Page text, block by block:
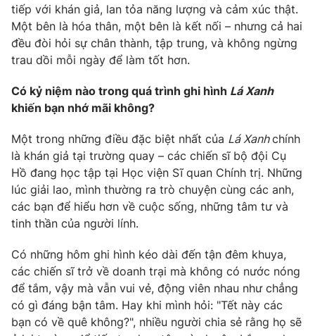
tiếp với khán giả, lan tỏa năng lượng và cảm xúc thật.
Một bên là hóa thân, một bên là kết nối – nhưng cả hai
đều đòi hỏi sự chân thành, tập trung, và không ngừng
trau dồi mỗi ngày để làm tốt hơn.
Có kỷ niệm nào trong quá trình ghi hình Lá Xanh
khiến bạn nhớ mãi không?
Một trong những điều đặc biệt nhất của Lá Xanhchính
là khán giả tại trường quay – các chiến sĩ bộ đội Cụ
Hồ đang học tập tại Học viện Sĩ quan Chính trị. Những
lúc giải lao, mình thường ra trò chuyện cùng các anh,
các bạn để hiểu hơn về cuộc sống, những tâm tư và
tinh thần của người lính.
Có những hôm ghi hình kéo dài đến tận đêm khuya,
các chiến sĩ trở về doanh trại mà không có nước nóng
để tắm, vậy mà vẫn vui vẻ, động viên nhau như chẳng
có gì đáng bận tâm. Hay khi mình hỏi: "Tết này các
bạn có về quê không?", nhiều người chia sẻ rằng họ sẽ